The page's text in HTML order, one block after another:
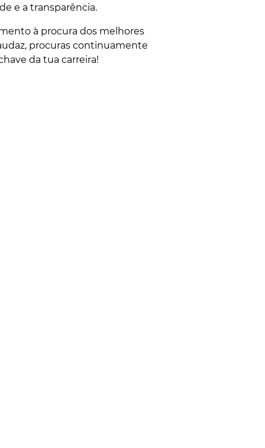
e a transparência.
à procura dos melhores
procuras continuamente
da tua carreira!